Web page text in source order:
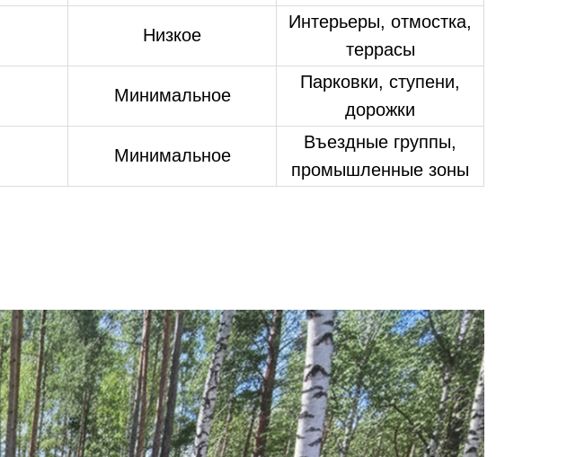
Низкое
Интерьеры, отмостка,
террасы
Минимальное
Парковки, ступени,
дорожки
Минимальное
Въездные группы,
промышленные зоны